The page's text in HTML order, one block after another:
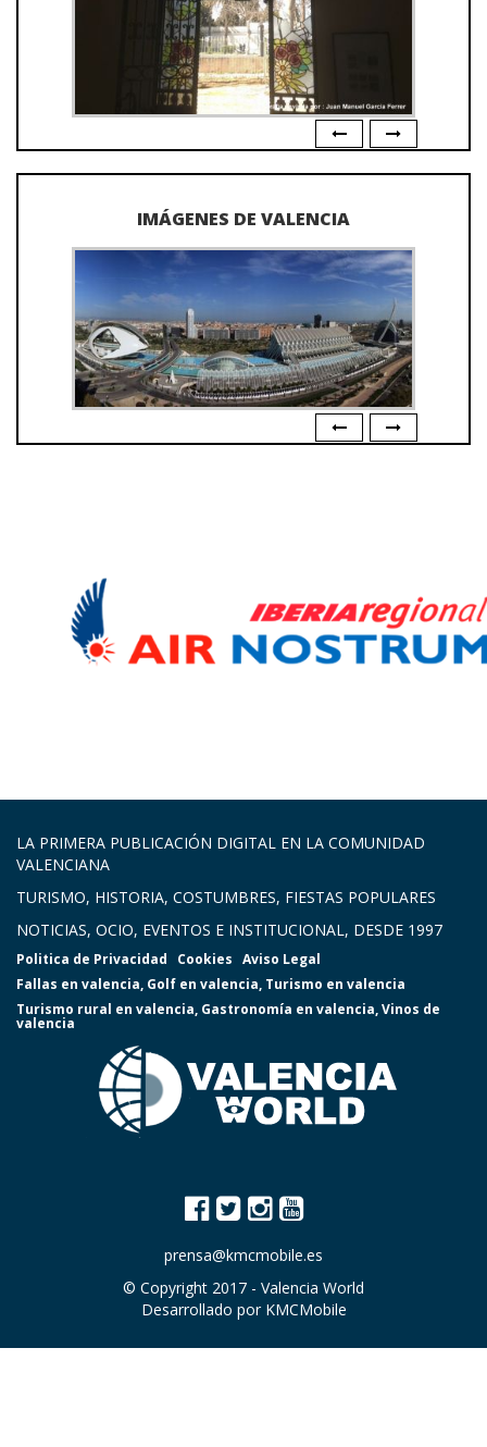
IMÁGENES DE VALENCIA
LA PRIMERA PUBLICACIÓN DIGITAL EN LA COMUNIDAD
VALENCIANA
TURISMO, HISTORIA, COSTUMBRES, FIESTAS POPULARES
NOTICIAS, OCIO, EVENTOS E INSTITUCIONAL, DESDE 1997
Politica de Privacidad Cookies Aviso Legal
Fallas en valencia, Golf en valencia, Turismo en valencia
Turismo rural en valencia, Gastronomía en valencia,Vinos de
valencia
prensa@kmcmobile.es
© Copyright 2017 - Valencia World
Desarrollado por KMCMobile